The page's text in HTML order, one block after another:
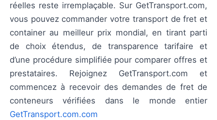
réelles reste irremplaçable. Sur GetTransport.com,
vous pouvez commander votre transport de fret et
container au meilleur prix mondial, en tirant parti
de choix étendus, de transparence tarifaire et
d’une procédure simplifiée pour comparer offres et
prestataires. Rejoignez GetTransport.com et
commencez à recevoir des demandes de fret de
conteneurs vérifiées dans le monde entier
GetTransport.com.com